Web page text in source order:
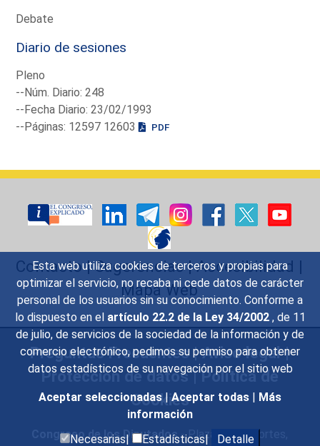
Esta web utiliza cookies de terceros y propias para
optimizar el servicio, no recaba ni cede datos de carácter
personal de los usuarios sin su conocimiento. Conforme a
lo dispuesto en el artículo 22.2 de la Ley 34/2002 , de 11
de julio, de servicios de la sociedad de la información y de
comercio electrónico, pedimos su permiso para obtener
datos estadísticos de su navegación por el sitio web
Aceptar seleccionadas | Aceptar todas | Más
información
Necesarias|
Estadísticas| Detalle
Debate
Diario de sesiones
Pleno
--Núm. Diario: 248
--Fecha Diario: 23/02/1993
--Páginas: 12597 12603
PDF
Contacto|Sugerencias|Accesibilidad |
Mapa Web
Preguntas Frecuentes|Aviso legal|
Protección de datos|Política de
Cookies
Congreso de los Diputados- Plaza de las Cortes,